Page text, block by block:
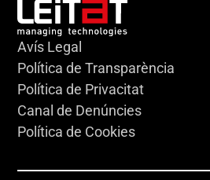
Avís Legal
Política de Transparència
Política de Privacitat
Canal de Denúncies
Política de Cookies